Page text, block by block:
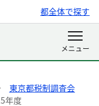
都全体で探す
東京都税制調査会
年度